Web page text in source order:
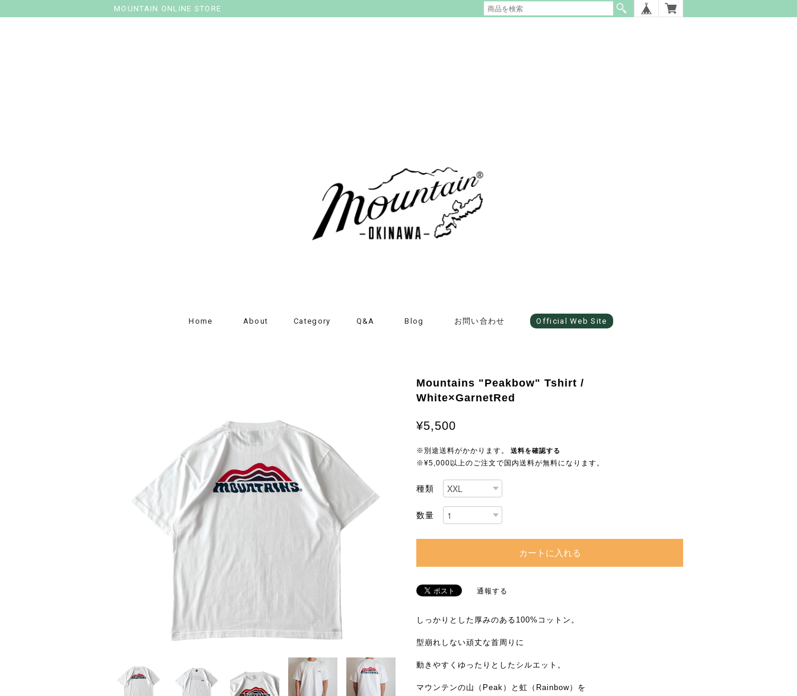
MOUNTAIN ONLINE STORE
Home About Category Q&A Blog お問い合わせ Official Web Site
Mountains "Peakbow" Tshirt /
White×GarnetRed
¥5,500
※別途送料がかかります。 送料を確認する
※¥5,000以上のご注文で国内送料が無料になります。
種類
数量
カートに入れる
通報する
しっかりとした厚みのある100%コットン。
型崩れしない頑丈な首周りに
動きやすくゆったりとしたシルエット。
マウンテンの山（Peak）と虹（Rainbow）を